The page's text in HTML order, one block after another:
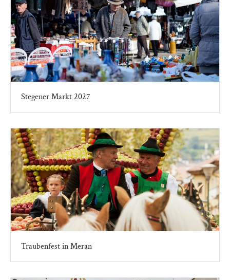
Stegener Markt 2027
Traubenfest in Meran